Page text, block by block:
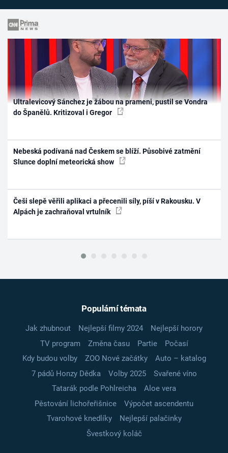
Ultralevicový Sánchez je žábou na prameni, pustil se Vondra
do Španělů. Kritizoval i Gregor
Nebeská podívaná nad Českem se blíží. Působivé zatmění
Slunce doplní meteorická show
Češi slepě věřili aplikaci a přecenili síly, píší v Rakousku. V
Alpách je zachraňoval vrtulník
Populární témata
Jak zhubnout Nejlepší filmy 2024
Nejlepší horory
TV program
Změna času Partie
Počasí
Kdy budou volby
ZOO Nové začátky
Auto – katalog
7 pádů Honzy Dědka
Volby 2025
Svařené víno
Tatarák podle Pohlreicha
Aloe vera
Pěstování lichořeřišnice
Výpočet ascendentu
Tvarohové knedlíky
Nejlepší palačinky
Švestkový koláč